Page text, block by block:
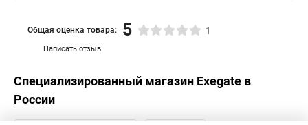
Написать отзыв
Общая оценка товара: 5 1
Специализированный магазин Exegate в
России